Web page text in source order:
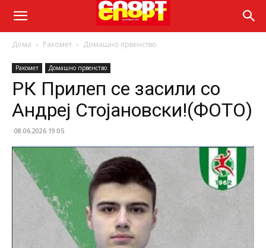
Дома Ракомет Домашно првенство
Ракомет Домашно првенство
РК Прилеп се засили со
Андреј Стојановски!(ФОТО)
08.06.2026 19:05